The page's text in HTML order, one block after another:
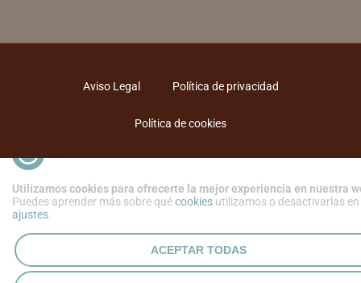
Aviso Legal Política de privacidad
Política de cookies
Utilizamos cookies para ofrecerte la mejor experiencia en nuestra
Puedes aprender más sobre quécookies utilizamos o desactivarlas
ajustes
ACEPTAR TODAS